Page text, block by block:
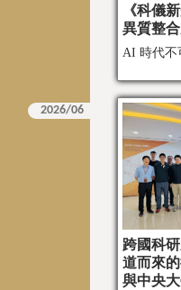
《科儀
異質整
AI 時代不
跨國科
道而來
與中央大